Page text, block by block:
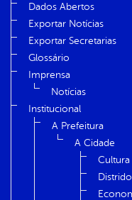
Dados Abertos
Exportar Notícias
Exportar Secretarias
Glossário
Imprensa
Notícias
Institucional
A Prefeitura
A Cidade
Cultura